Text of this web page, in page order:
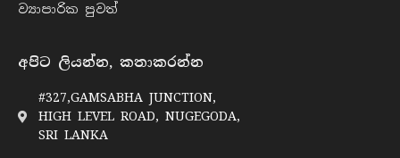
ව්‍යාපාරික පුව​ත්
අපිට ලියන්න, කතාකරන්න
#327,GAMSABHA JUNCTION,
HIGH LEVEL ROAD, NUGEGODA,
SRI LANKA